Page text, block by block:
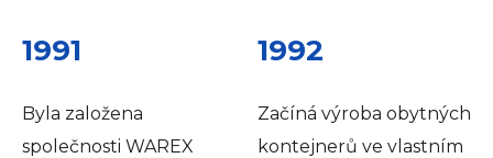
1991
Byla založena
společnosti WAREX
1992
Začíná výroba obytných
kontejnerů ve vlastním